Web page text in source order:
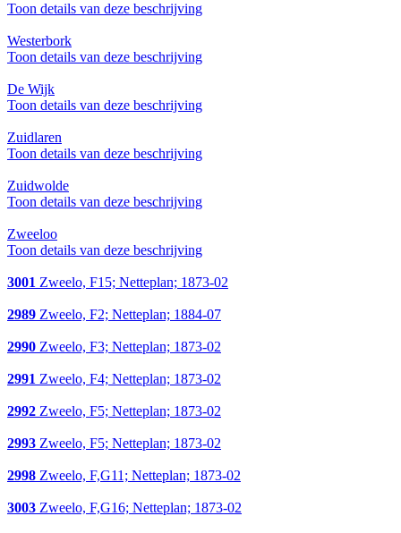
Toon details van deze beschrijving
Westerbork
Toon details van deze beschrijving
De Wijk
Toon details van deze beschrijving
Zuidlaren
Toon details van deze beschrijving
Zuidwolde
Toon details van deze beschrijving
Zweeloo
Toon details van deze beschrijving
3001 Zweelo, F15; Netteplan; 1873-02
2989 Zweelo, F2; Netteplan; 1884-07
2990 Zweelo, F3; Netteplan; 1873-02
2991 Zweelo, F4; Netteplan; 1873-02
2992 Zweelo, F5; Netteplan; 1873-02
2993 Zweelo, F5; Netteplan; 1873-02
2998 Zweelo, F,G11; Netteplan; 1873-02
3003 Zweelo, F,G16; Netteplan; 1873-02